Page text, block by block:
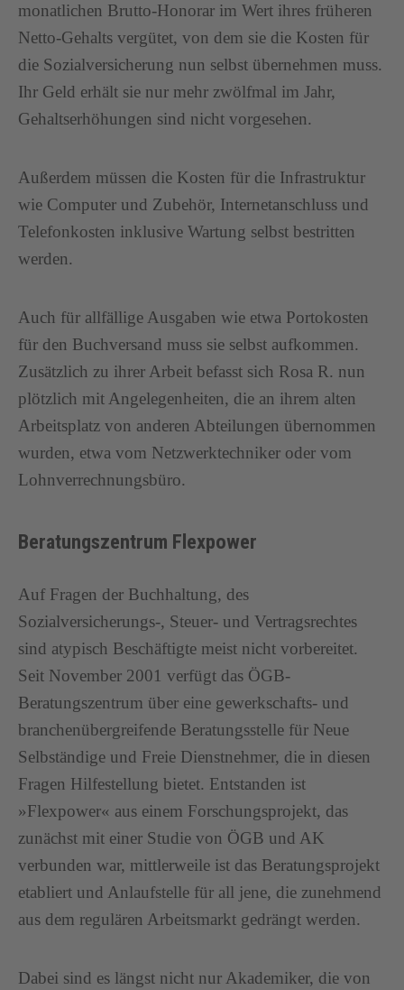
monatlichen Brutto-Honorar im Wert ihres früheren
Netto-Gehalts vergütet, von dem sie die Kosten für
die Sozialversicherung nun selbst übernehmen muss.
Ihr Geld erhält sie nur mehr zwölfmal im Jahr,
Gehaltserhöhungen sind nicht vorgesehen.
Außerdem müssen die Kosten für die Infrastruktur
wie Computer und Zubehör, Internetanschluss und
Telefonkosten inklusive Wartung selbst bestritten
werden.
Auch für allfällige Ausgaben wie etwa Portokosten
für den Buchversand muss sie selbst aufkommen.
Zusätzlich zu ihrer Arbeit befasst sich Rosa R. nun
plötzlich mit Angelegenheiten, die an ihrem alten
Arbeitsplatz von anderen Abteilungen übernommen
wurden, etwa vom Netzwerktechniker oder vom
Lohnverrechnungsbüro.
Beratungszentrum Flexpower
Auf Fragen der Buchhaltung, des
Sozialversicherungs-, Steuer- und Vertragsrechtes
sind atypisch Beschäftigte meist nicht vorbereitet.
Seit November 2001 verfügt das ÖGB-
Beratungszentrum über eine gewerkschafts- und
branchenübergreifende Beratungsstelle für Neue
Selbständige und Freie Dienstnehmer, die in diesen
Fragen Hilfestellung bietet. Entstanden ist
»Flexpower« aus einem Forschungsprojekt, das
zunächst mit einer Studie von ÖGB und AK
verbunden war, mittlerweile ist das Beratungsprojekt
etabliert und Anlaufstelle für all jene, die zunehmend
aus dem regulären Arbeitsmarkt gedrängt werden.
Dabei sind es längst nicht nur Akademiker, die von